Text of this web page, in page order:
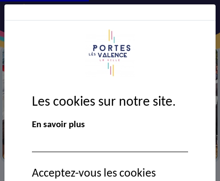
> VIE MUNICIPALE > Ressources documentaires
Les cookies sur notre site.
En savoir plus
Acceptez-vous les cookies